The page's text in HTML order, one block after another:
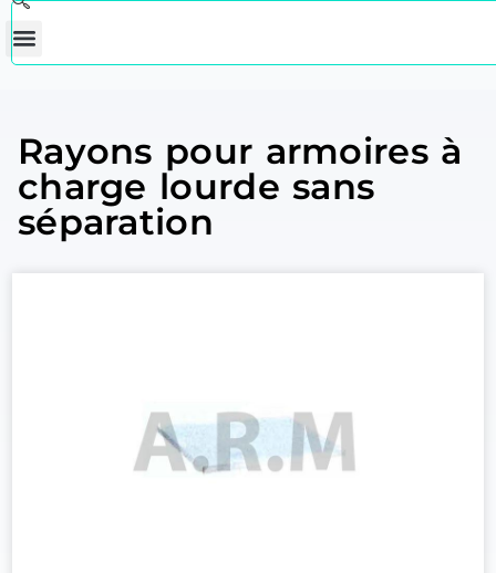
Rayons pour armoires à
charge lourde sans
séparation